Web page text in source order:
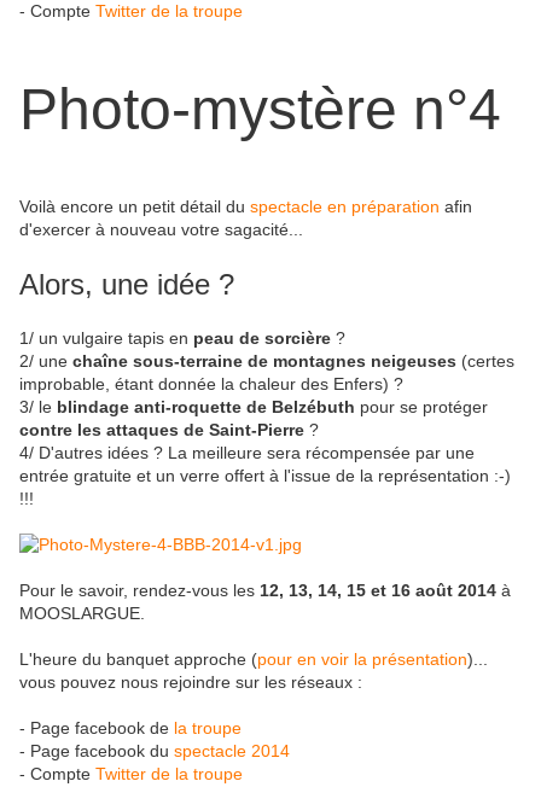
- Compte Twitter de la troupe
Photo-mystère n°4
Voilà encore un petit détail du spectacle en préparation afin
d'exercer à nouveau votre sagacité...
Alors, une idée ?
1/ un vulgaire tapis en peau de sorcière ?
2/ une chaîne sous-terraine de montagnes neigeuses (certes
improbable, étant donnée la chaleur des Enfers) ?
3/ le blindage anti-roquette de Belzébuth pour se protéger
contre les attaques de Saint-Pierre ?
4/ D'autres idées ? La meilleure sera récompensée par une
entrée gratuite et un verre offert à l'issue de la représentation :-)
!!!
Pour le savoir, rendez-vous les 12, 13, 14, 15 et 16 août 2014 à
MOOSLARGUE.
L'heure du banquet approche (pour en voir la présentation)...
vous pouvez nous rejoindre sur les réseaux :
- Page facebook de la troupe
- Page facebook du spectacle 2014
- Compte Twitter de la troupe